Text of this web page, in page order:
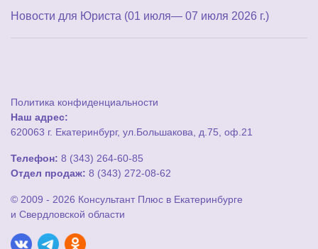
Новости для Юриста (01 июля— 07 июля 2026 г.)
Политика конфиденциальности
Наш адрес:
620063 г. Екатеринбург, ул.Большакова, д.75, оф.21
Телефон: 8 (343) 264-60-85
Отдел продаж: 8 (343) 272-08-62
© 2009 - 2026 Консультант Плюс в Екатеринбурге
и Свердловской области